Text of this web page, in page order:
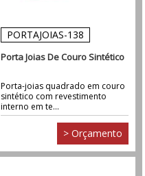
PORTAJOIAS-138
Porta Joias De Couro Sintético
Porta-joias quadrado em couro
sintético com revestimento
interno em te...
> Orçamento